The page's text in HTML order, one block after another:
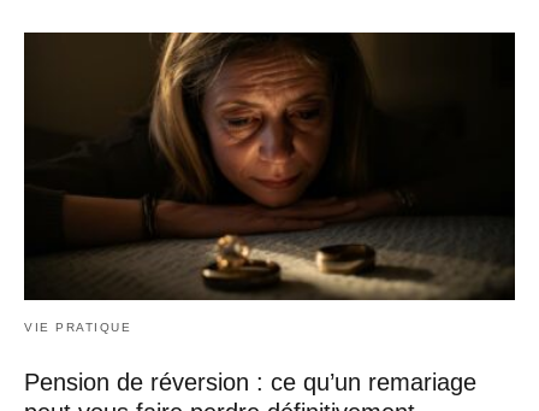
VIE PRATIQUE
Pension de réversion : ce qu’un remariage